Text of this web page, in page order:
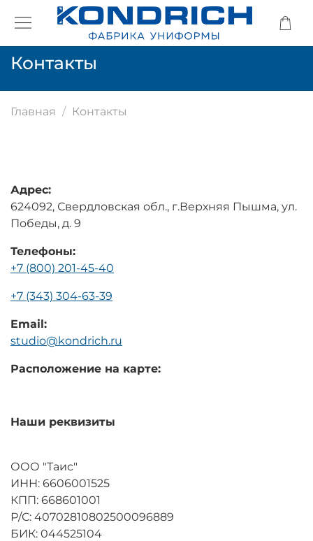
Контакты
Главная Контакты
Адрес:
624092, Свердловская обл., г.Верхняя Пышма, ул.
Победы, д. 9
Телефоны:
+7 (800) 201-45-40
+7 (343) 304-63-39
Email:
studio@kondrich.ru
Расположение на карте:
Наши реквизиты
ООО "Таис"
ИНН: 6606001525
КПП: 668601001
Р/С: 40702810802500096889
БИК: 044525104